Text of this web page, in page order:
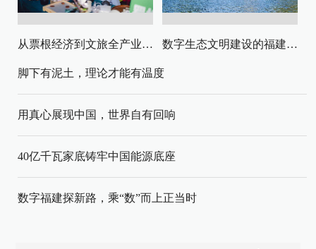
从票根经济到文旅全产业链升级 数字生态文明建设的福建路径与启示
脚下有泥土，理论才能有温度
用真心展现中国，世界自有回响
40亿千瓦家底铸牢中国能源底座
数字福建探新路，乘“数”而上正当时